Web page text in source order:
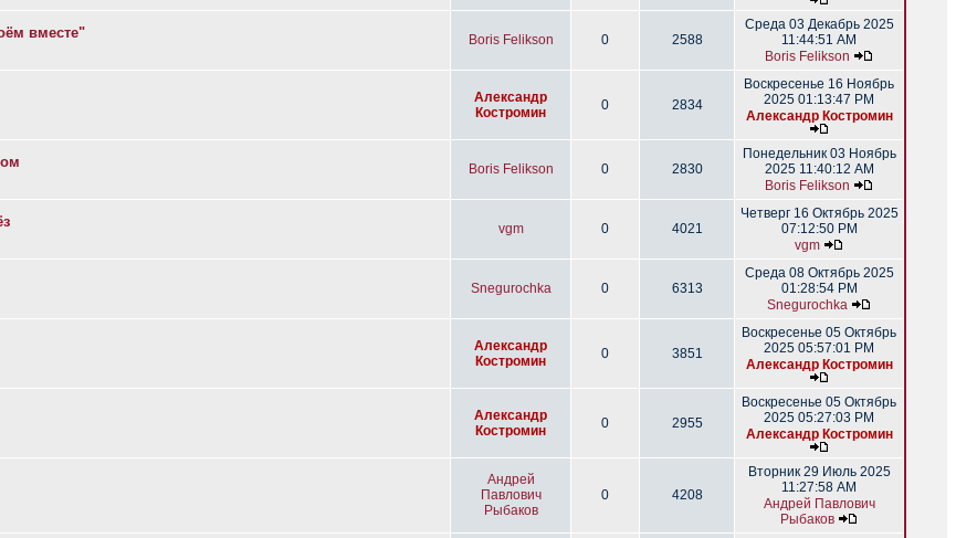
вместе" Boris Felikson 0 2588
Среда 03 Декабрь 2025
11:44:51 AM
Boris Felikson
Александр
Костромин
0 2834
Воскресенье 16 Ноябрь
2025 01:13:47 PM
Александр Костромин
Boris Felikson 0 2830
Понедельник 03 Ноябрь
2025 11:40:12 AM
Boris Felikson
vgm 0 4021
Четверг 16 Октябрь 2025
07:12:50 PM
vgm
Snegurochka 0 6313
Среда 08 Октябрь 2025
01:28:54 PM
Snegurochka
Александр
Костромин
0 3851
Воскресенье 05 Октябрь
2025 05:57:01 PM
Александр Костромин
Александр
Костромин
0 2955
Воскресенье 05 Октябрь
2025 05:27:03 PM
Александр Костромин
Андрей
Павлович
Рыбаков
0 4208
Вторник 29 Июль 2025
11:27:58 AM
Андрей Павлович
Рыбаков